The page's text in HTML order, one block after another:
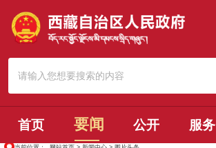
首页 要闻 公开 服务